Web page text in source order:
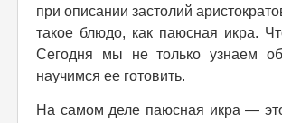
при описании застолий
такое блюдо, как паюсная икра.
Сегодня мы не только узнаем
научимся ее готовить.
На самом деле паюсная икра —